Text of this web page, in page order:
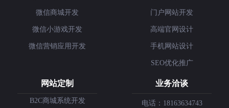
微信商城开发
微信小游戏开发
微信营销应用开发
门户网站开发
高端官网设计
手机网站设计
SEO优化推广
网站定制
B2C商城系统开发
业务洽谈
电话：18163634743